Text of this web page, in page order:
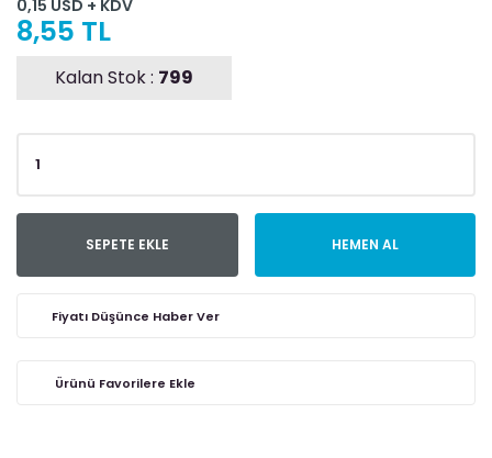
0,15 USD + KDV
8,55 TL
Kalan Stok : 799
SEPETE EKLE HEMEN AL
Fiyatı Düşünce Haber Ver